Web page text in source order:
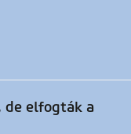
elfogták a